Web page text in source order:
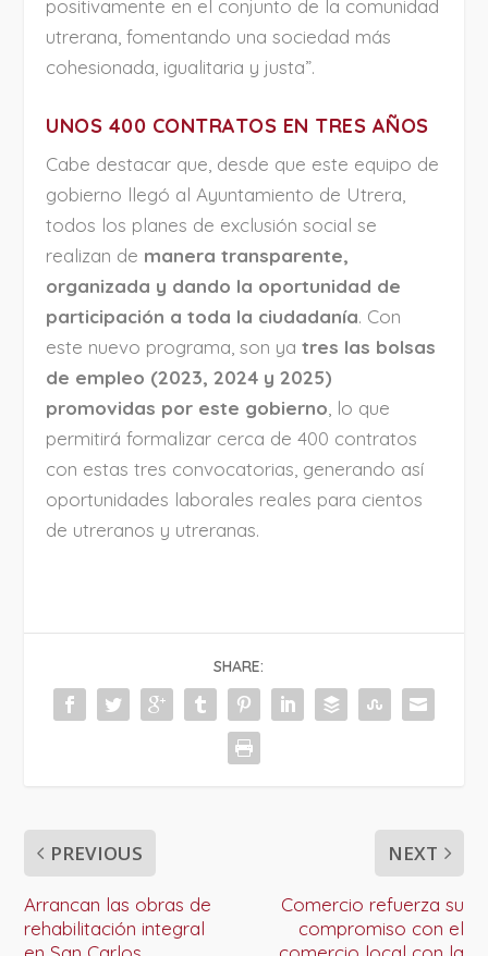
positivamente en el conjunto de la comunidad
utrerana, fomentando una sociedad más
cohesionada, igualitaria y justa”.
UNOS 400 CONTRATOS EN TRES AÑOS
Cabe destacar que, desde que este equipo de
gobierno llegó al Ayuntamiento de Utrera,
todos los planes de exclusión social se
realizan de manera transparente,
organizada y dando la oportunidad de
participación a toda la ciudadanía. Con
este nuevo programa, son ya tres las bolsas
de empleo (2023, 2024 y 2025)
promovidas por este gobierno , lo que
permitirá formalizar cerca de 400 contratos
con estas tres convocatorias, generando así
oportunidades laborales reales para cientos
de utreranos y utreranas.
SHARE:
PREVIOUS
Arrancan las obras de
rehabilitación integral
NEXT
Comercio refuerza su
compromiso con el